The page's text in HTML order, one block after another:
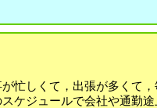
忙しくて，出張が多くて
ケジュールで会社や通勤